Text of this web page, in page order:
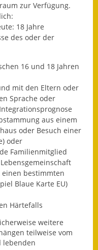
& Finanzen
in Notzingen
zur Verfügung.
18 Jahre
des oder der
16 und 18 Jahren
mit den Eltern oder
Sprache oder
aus einem
oder Besuch einer
oder
Familienmitglied
bestimmten
Blaue Karte EU)
Härtefalls
weitere
teilweise vom
lebenden